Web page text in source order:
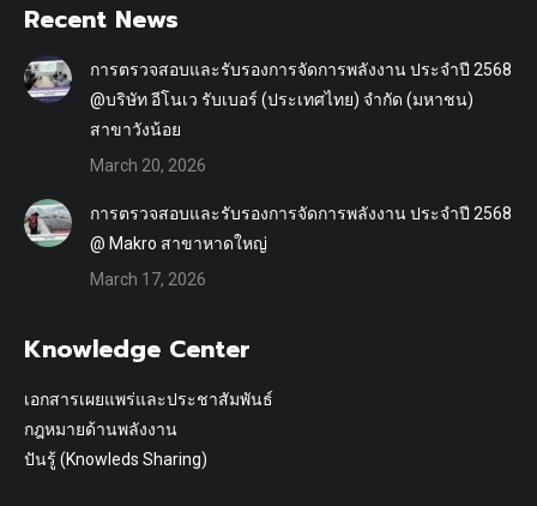
Recent News
การตรวจสอบและรับรองการจัดการพลังงาน ประจำปี 2568
@บริษัท อีโนเว รับเบอร์ (ประเทศไทย) จำกัด (มหาชน)
สาขาวังน้อย
March 20, 2026
การตรวจสอบและรับรองการจัดการพลังงาน ประจำปี 2568
@ Makro สาขาหาดใหญ่
March 17, 2026
Knowledge Center
เอกสารเผยแพร่และประชาสัมพันธ์
กฎหมายด้านพลังงาน
ปันรู้ (Knowleds Sharing)